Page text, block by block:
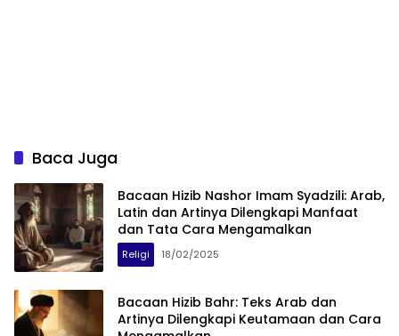
Baca Juga
Bacaan Hizib Nashor Imam Syadzili: Arab,
Latin dan Artinya Dilengkapi Manfaat
dan Tata Cara Mengamalkan
Religi 18/02/2025
Bacaan Hizib Bahr: Teks Arab dan
Artinya Dilengkapi Keutamaan dan Cara